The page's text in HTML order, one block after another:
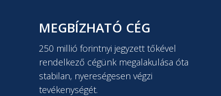
MEGBÍZHATÓ CÉG
250 millió forintnyi jegyzett tőkével
rendelkező cégünk megalakulása óta
stabilan, nyereségesen végzi
tevékenységét.